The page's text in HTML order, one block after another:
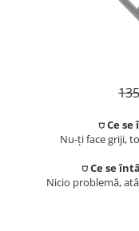
Pare, furtunuri si
Clapete de actionare
Capace WC
⛉ Ce
Nu-ți face griji,
⛉ Ce se
Nicio problemă,